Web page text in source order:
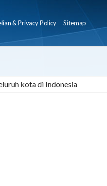
& Privacy Policy Sitemap
kota di Indonesia